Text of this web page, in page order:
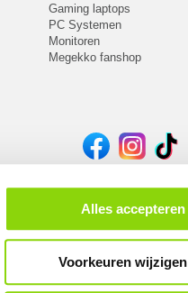
Alles accepteren
Voorkeuren wijzigen
Gaming laptops
PC Systemen
Monitoren
Megekko fanshop